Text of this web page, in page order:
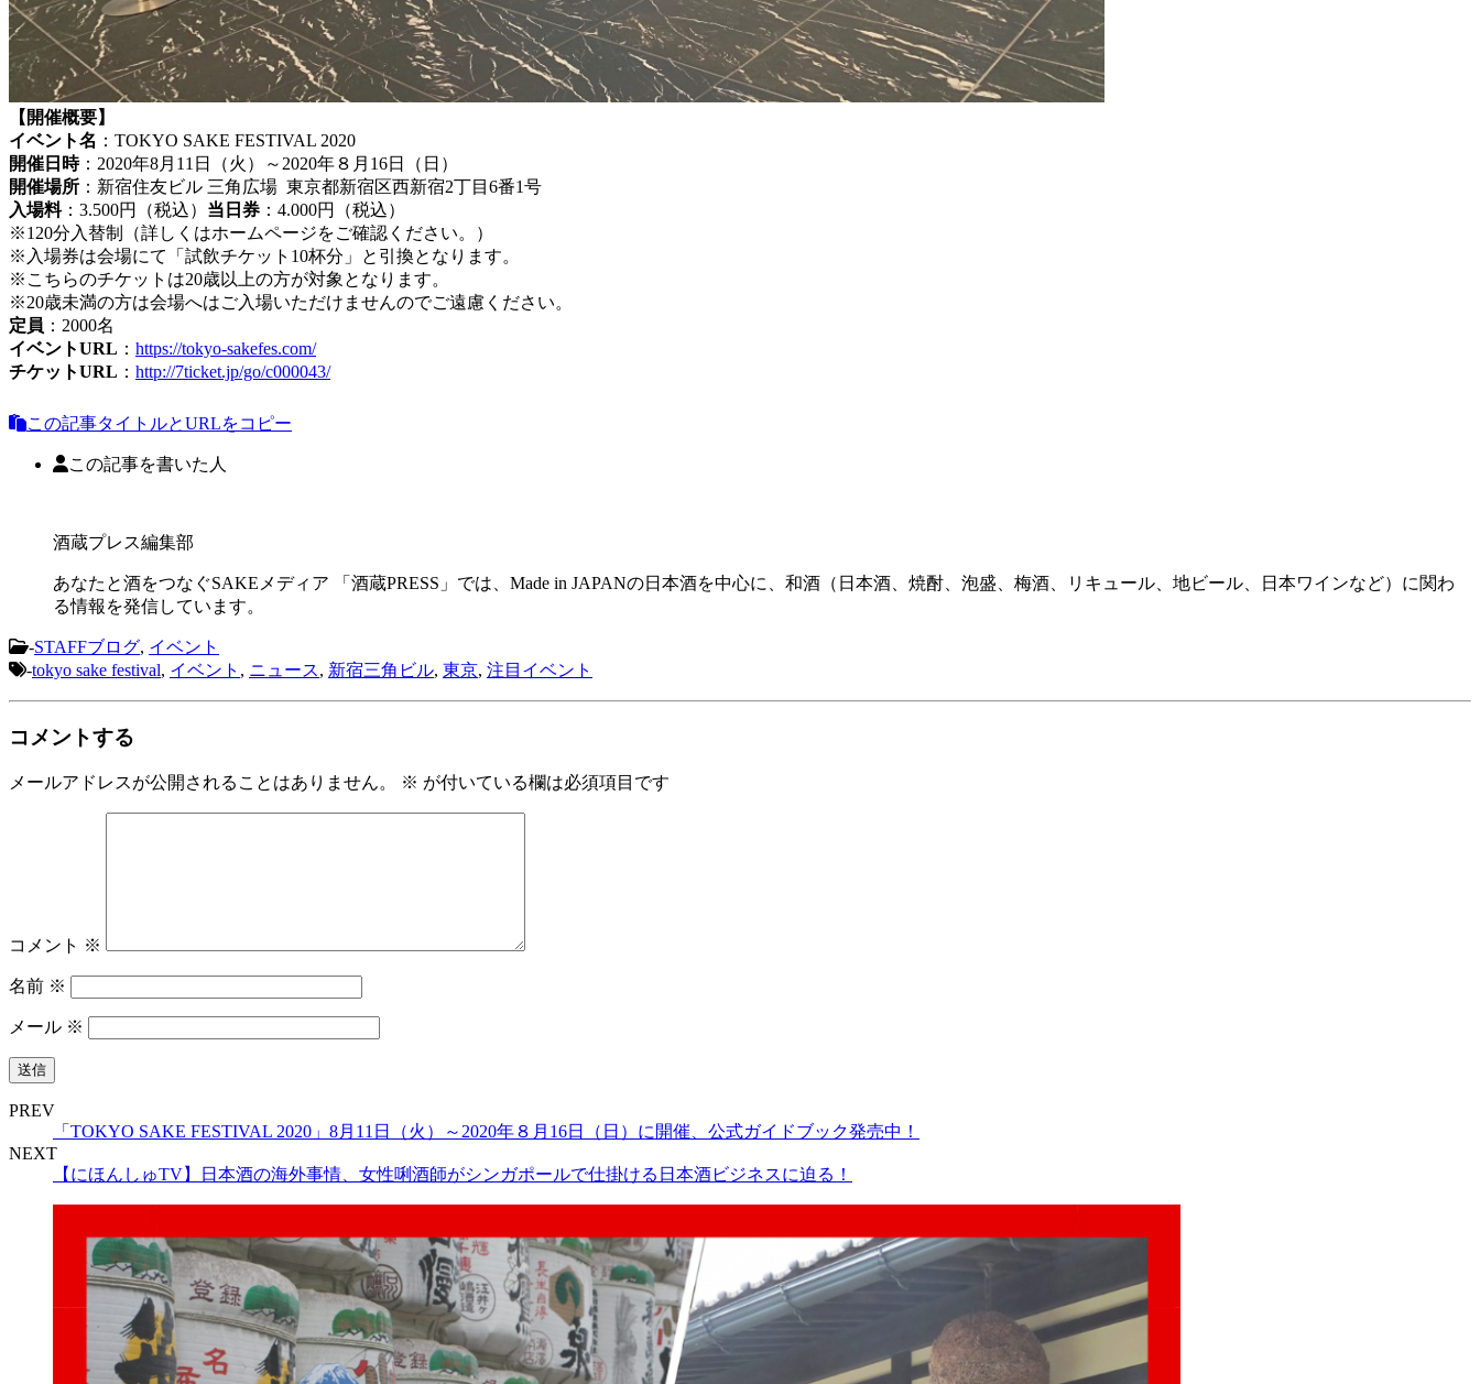
【開催概要】
イベント名 ：TOKYO SAKE FESTIVAL 2020
開催日時：2020年8月11日（火）～2020年８月16日（日）
開催場所 ：新宿住友ビル 三角広場 東京都新宿区西新宿2丁目6番1号
入場料：3.500円（税込） 当日券 ：4.000円（税込）
※120分入替制（詳しくはホームページをご確認ください。）
※入場券は会場にて「試飲チケット10杯分」と引換となります。
※こちらのチケットは20歳以上の方が対象となります。
※20歳未満の方は会場へはご入場いただけませんのでご遠慮ください。
定員 ：2000名
イベントURL ： https://tokyo-sakefes.com/
チケットURL ： http://7ticket.jp/go/c000043/
この記事タイトルとURLをコピー
この記事を書いた人
酒蔵プレス編集部
あなたと酒をつなぐSAKEメディア 「酒蔵PRESS」では、Made in JAPANの日本酒を中心に、和酒（日本酒、焼酎、泡盛、梅酒、リキュール、地ビール、日本ワインなど）に関わ
る情報を発信しています。
-STAFFブログ, イベント
-tokyo sake festival, イベント , ニュース, 新宿三角ビル, 東京, 注目イベント
コメントする
メールアドレスが公開されることはありません。 ※ が付いている欄は必須項目です
コメント ※
名前 ※
メール ※
PREV
「TOKYO SAKE FESTIVAL 2020」8月11日（火）～2020年８月16日（日）に開催、公式ガイドブック発売中！
NEXT
【にほんしゅTV】日本酒の海外事情、女性唎酒師がシンガポールで仕掛ける日本酒ビジネスに迫る！